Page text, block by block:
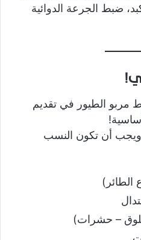
ضبط الجرعة الدوائية
مربو الطيور في تقديم
أن تكون النسب